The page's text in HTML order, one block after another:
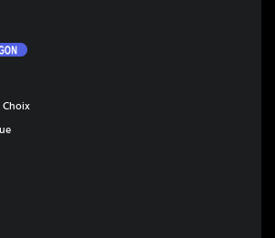
Dragon
Choix